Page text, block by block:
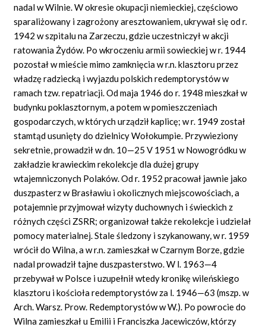
nadal w Wilnie. W okresie okupacji niemieckiej, częściowo
sparaliżowany i zagrożony aresztowaniem, ukrywał się od r.
1942 w szpitalu na Zarzeczu, gdzie uczestniczył w akcji
ratowania Żydów. Po wkroczeniu armii sowieckiej w r. 1944
pozostał w mieście mimo zamknięcia w r.n. klasztoru przez
władzę radziecką i wyjazdu polskich redemptorystów w
ramach tzw. repatriacji. Od maja 1946 do r. 1948 mieszkał w
budynku poklasztornym, a potem w pomieszczeniach
gospodarczych, w których urządził kaplicę; w r. 1949 został
stamtąd usunięty do dzielnicy Wołokumpie. Przywieziony
sekretnie, prowadził w dn. 10—25 V 1951 w Nowogródku w
zakładzie krawieckim rekolekcje dla dużej grupy
wtajemniczonych Polaków. Od r. 1952 pracował jawnie jako
duszpasterz w Brasławiu i okolicznych miejscowościach, a
potajemnie przyjmował wizyty duchownych i świeckich z
różnych części ZSRR; organizował także rekolekcje i udzielał
pomocy materialnej. Stale śledzony i szykanowany, w r. 1959
wrócił do Wilna, a w r.n. zamieszkał w Czarnym Borze, gdzie
nadal prowadził tajne duszpasterstwo. W l. 1963—4
przebywał w Polsce i uzupełnił wtedy kronikę wileńskiego
klasztoru i kościoła redemptorystów za l. 1946—63 (mszp. w
Arch. Warsz. Prow. Redemptorystów w W.). Po powrocie do
Wilna zamieszkał u Emilii i Franciszka Jacewiczów, którzy